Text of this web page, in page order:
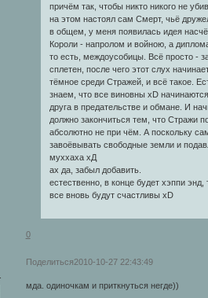
причём так, чтобы никто никого не
на этом настоял сам Смерт, чьё
в общем, у меня появилась идея
Короли - напролом и войною, а
то есть, междоусобицы. Всё просто -
сплетен, после чего этот слух
тёмное среди Стражей, и всё такое.
знаем, что все виновны xD
друга в предательстве и обмане. И
должно закончиться тем, что Стражи
абсолютно не при чём. А поскольку
завоёвывать свободные земли и
муххаха хД
ах да, забыл добавить.
естественно, в конце будет хэппи
все вновь будут счастливы xD
0
Поделиться2010-10-27 22:43:49
мда. одиночкам и приткнуться негде))